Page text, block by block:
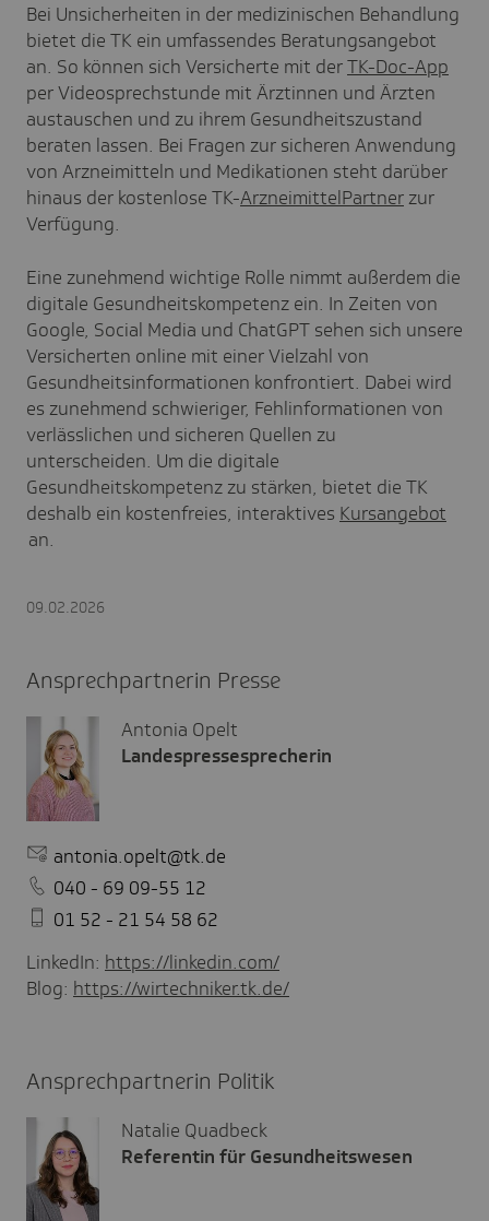
Bei Unsicherheiten in der medizinischen Behandlung
bietet die TK ein umfassendes Beratungsangebot
an. So können sich Versicherte mit derTK-Doc-App
per Videosprechstunde mit Ärztinnen und Ärzten
austauschen und zu ihrem Gesundheitszustand
beraten lassen. Bei Fragen zur sicheren Anwendung
von Arzneimitteln und Medikationen steht darüber
hinaus der kostenlose TK-ArzneimittelPartnerzur
Verfügung.
Eine zunehmend wichtige Rolle nimmt außerdem die
digitale Gesundheitskompetenz ein. In Zeiten von
Google, Social Media und ChatGPT sehen sich unsere
Versicherten online mit einer Vielzahl von
Gesundheitsinformationen konfrontiert. Dabei wird
es zunehmend schwieriger, Fehlinformationen von
verlässlichen und sicheren Quellen zu
unterscheiden. Um die digitale
Gesundheitskompetenz zu stärken, bietet die TK
deshalb ein kostenfreies, interaktives Kursangebot
an.
09.02.2026
Ansprechpartnerin Presse
Antonia Opelt
Landespressesprecherin
antonia.opelt@tk.de
040 - 69 09-55 12
01 52 - 21 54 58 62
LinkedIn: https://linkedin.com/
Blog: https://wirtechniker.tk.de/
Ansprechpartnerin Politik
Natalie Quadbeck
Referentin für Gesundheitswesen